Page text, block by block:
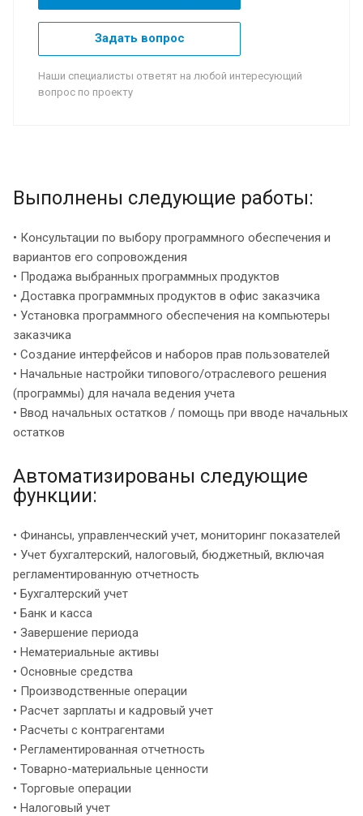
Задать вопрос
Наши специалисты ответят на любой интересующий
вопрос по проекту
Выполнены следующие работы:
• Консультации по выбору программного обеспечения и
вариантов его сопровождения
• Продажа выбранных программных продуктов
• Доставка программных продуктов в офис заказчика
• Установка программного обеспечения на компьютеры
заказчика
• Создание интерфейсов и наборов прав пользователей
• Начальные настройки типового/отраслевого решения
(программы) для начала ведения учета
• Ввод начальных остатков / помощь при вводе начальных
остатков
Автоматизированы следующие
функции:
• Финансы, управленческий учет, мониторинг показателей
• Учет бухгалтерский, налоговый, бюджетный, включая
регламентированную отчетность
• Бухгалтерский учет
• Банк и касса
• Завершение периода
• Нематериальные активы
• Основные средства
• Производственные операции
• Расчет зарплаты и кадровый учет
• Расчеты с контрагентами
• Регламентированная отчетность
• Товарно-материальные ценности
• Торговые операции
• Налоговый учет